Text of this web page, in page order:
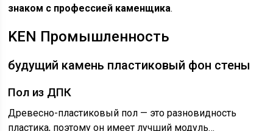
знаком с профессией каменщика.
KEN Промышленность
будущий камень пластиковый фон стены
Пол из ДПК
Древесно-пластиковый пол — это разновидность
пластика, поэтому он имеет лучший модуль…